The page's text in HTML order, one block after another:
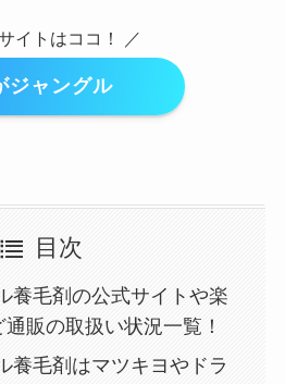
イトはココ！ ／
ジャングル
目次
養毛剤の公式サイトや楽
販の取扱い状況一覧！
養毛剤はマツキヨやドラ